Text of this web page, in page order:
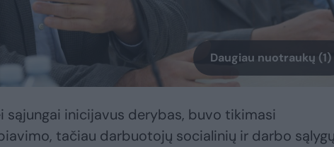
Daugiau nuotraukų (1)
sąjungai inicijavus derybas, buvo tikimasi
tačiau darbuotojų socialinių ir darbo sąlygų